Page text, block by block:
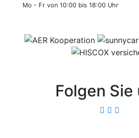
Mo - Fr von 10:00 bis 18:00 Uhr
Folgen Sie